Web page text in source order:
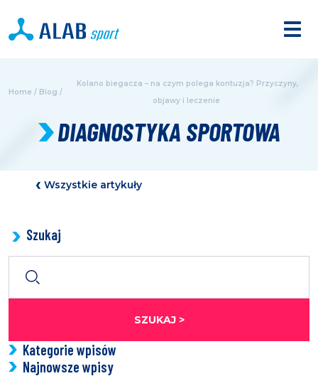
Wszystkie artykuły
Home / Blog /
Kolano biegacza – na czym polega kontuzja? Przyczyny,
objawy i leczenie
DIAGNOSTYKA SPORTOWA
Szukaj
SZUKAJ >
Kategorie wpisów
Najnowsze wpisy